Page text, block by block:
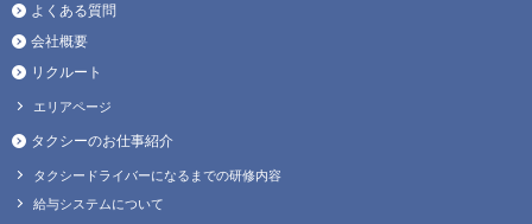
よくある質問
会社概要
リクルート
エリアページ
タクシーのお仕事紹介
タクシードライバーになるまでの研修内容
給与システムについて